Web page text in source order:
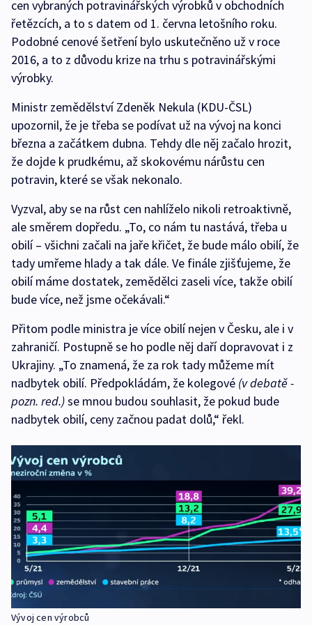
cen vybraných potravinářských výrobků v obchodních
řetězcích, a to s datem od 1. června letošního roku.
Podobné cenové šetření bylo uskutečněno už v roce
2016, a to z důvodu krize na trhu s potravinářskými
výrobky.
Ministr zemědělství Zdeněk Nekula (KDU-ČSL)
upozornil, že je třeba se podívat už na vývoj na konci
března a začátkem dubna. Tehdy dle něj začalo hrozit,
že dojde k prudkému, až skokovému nárůstu cen
potravin, které se však nekonalo.
Vyzval, aby se na růst cen nahlíželo nikoli retroaktivně,
ale směrem dopředu. „To, co nám tu nastává, třeba u
obilí – všichni začali na jaře křičet, že bude málo obilí, že
tady umřeme hlady a tak dále. Ve finále zjišťujeme, že
obilí máme dostatek, zemědělci zaseli více, takže obilí
bude více, než jsme očekávali.“
Přitom podle ministra je více obilí nejen v Česku, ale i v
zahraničí. Postupně se ho podle něj daří dopravovat i z
Ukrajiny. „To znamená, že za rok tady můžeme mít
nadbytek obilí. Předpokládám, že kolegové (v debatě -
pozn. red.)se mnou budou souhlasit, že pokud bude
nadbytek obilí, ceny začnou padat dolů,“ řekl.
Vývoj cen výrobců